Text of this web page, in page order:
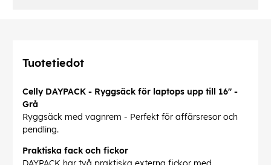
Tuotetiedot
Celly DAYPACK - Ryggsäck för laptops upp till 16" -
Grå
Ryggsäck med vagnrem - Perfekt för affärsresor och
pendling.
Praktiska fack och fickor